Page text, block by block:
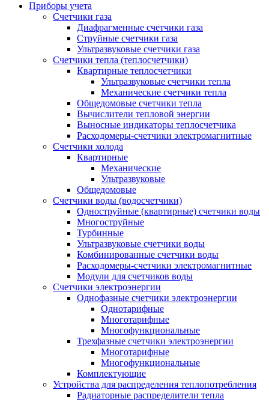
Приборы учета
Счетчики газа
Диафрагменные счетчики газа
Струйные счетчики газа
Ультразвуковые счетчики газа
Счетчики тепла (теплосчетчики)
Квартирные теплосчетчики
Ультразвуковые счетчики тепла
Механические счетчики тепла
Общедомовые счетчики тепла
Вычислители тепловой энергии
Выносные индикаторы теплосчетчика
Расходомеры-счетчики электромагнитные
Счетчики холода
Квартирные
Механические
Ультразвуковые
Общедомовые
Счетчики воды (водосчетчики)
Одноструйные (квартирные) счетчики воды
Многоструйные
Турбинные
Ультразвуковые счетчики воды
Комбинированные счетчики воды
Расходомеры-счетчики электромагнитные
Модули для счетчиков воды
Счетчики электроэнергии
Однофазные счетчики электроэнергии
Однотарифные
Многотарифные
Многофункциональные
Трехфазные счетчики электроэнергии
Многотарифные
Многофункциональные
Комплектующие
Устройства для распределения теплопотребления
Радиаторные распределители тепла